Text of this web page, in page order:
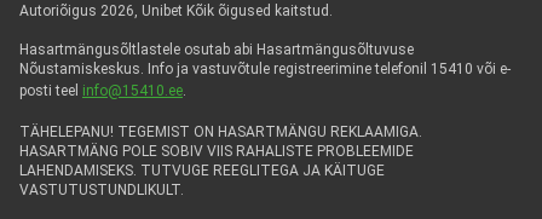
Autoriõigus 2026, Unibet Kõik õigused kaitstud.
Hasartmängusõltlastele osutab abi Hasartmängusõltuvuse
Nõustamiskeskus. Info ja vastuvõtule registreerimine telefonil 15410 või e-
posti teel info@15410.ee.
TÄHELEPANU! TEGEMIST ON HASARTMÄNGU REKLAAMIGA.
HASARTMÄNG POLE SOBIV VIIS RAHALISTE PROBLEEMIDE
LAHENDAMISEKS. TUTVUGE REEGLITEGA JA KÄITUGE
VASTUTUSTUNDLIKULT.